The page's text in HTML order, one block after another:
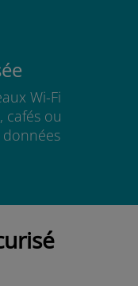
Wi-Fi
cafés ou